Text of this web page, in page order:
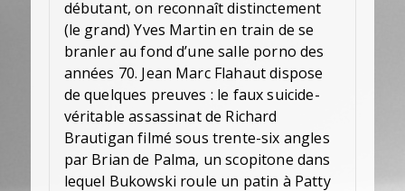
débutant, on reconnaît distinctement
(le grand) Yves Martin en train de se
branler au fond d’une salle porno des
années 70. Jean Marc Flahaut dispose
de quelques preuves : le faux suicide-
véritable assassinat de Richard
Brautigan filmé sous trente-six angles
par Brian de Palma, un scopitone dans
lequel Bukowski roule un patin à Patty